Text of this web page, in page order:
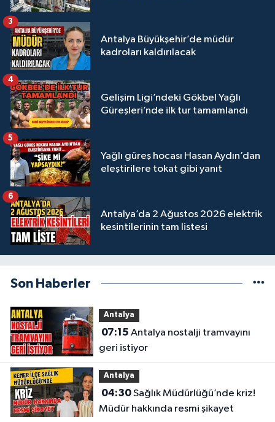
Antalya Büyükşehir’de müdür
kadroları kaldırılacak
3
Gelişim Ligi’ndeki Gökbel Yağlı
Güreşleri’nde ilk tur tamamlandı
4
Yağlı güreş hocası Hasan Aydın’dan
eleştirilere tokat gibi yanıt
5
Antalya’da 2 Ağustos 2026 elektrik
kesintilerinin tam listesi
6
Son Haberler
Antalya
07:15
geri istiyor
Antalya
04:30Sağlık Müdürlüğü’nde kriz!
Müdür hakkında resmi şikayet